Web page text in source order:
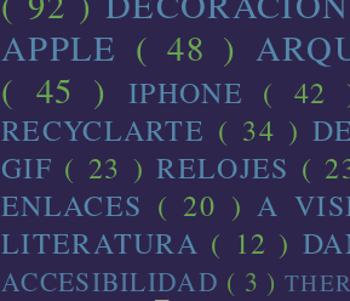
APPLE ( 48 )
( 45 )IPHONE (
RECYCLARTE ( 34 )
GIF ( 23 )RELOJES (
ENLACES ( 20 )A
LITERATURA ( 12 )
ACCESIBILIDAD ( 3 )